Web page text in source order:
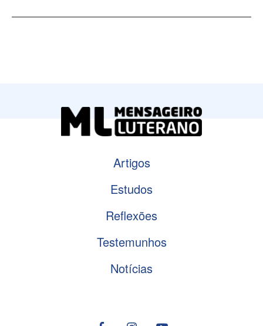
Artigos
Estudos
Reflexões
Testemunhos
Notícias